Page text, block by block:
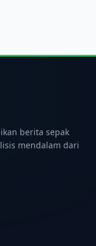
berita sepak
mendalam dari